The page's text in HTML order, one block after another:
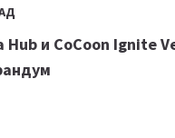
Hub и CoCoon Ignite